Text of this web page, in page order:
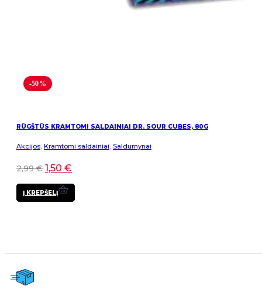
-50%
RŪGŠTŪS KRAMTOMI SALDAINIAI DR. SOUR CUBES, 80G
Akcijos, Kramtomi saldainiai, Saldumynai
2,99€ 1,50 €
Į KREPŠELĮ